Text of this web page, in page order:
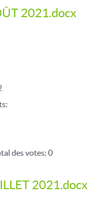
2021.docx
des votes: 0
2021.docx